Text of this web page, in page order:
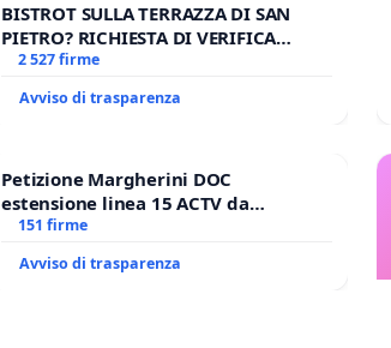
BISTROT SULLA TERRAZZA DI SAN
PIETRO? RICHIESTA DI VERIFICA
CANONICA SULLA GESTIONE DEL
CARD. GAMBETTI
2 527 firme
Avviso di trasparenza
Petizione Margherini DOC
estensione linea 15 ACTV da
Marghera P.zza S. Antonio
all'aeroporto Marco Polo tariffa a €
1,50
151 firme
Avviso di trasparenza